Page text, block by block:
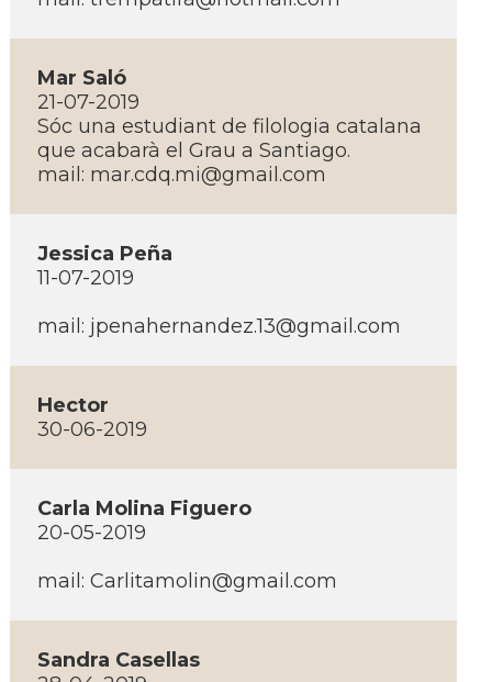
Mar Saló
21-07-2019
Sóc una estudiant de filologia catalana
que acabarà el Grau a Santiago.
mail: mar.cdq.mi@gmail.com
Jessica Peña
11-07-2019
mail: jpenahernandez.13@gmail.com
Hector
30-06-2019
Carla Molina Figuero
20-05-2019
mail: Carlitamolin@gmail.com
Sandra Casellas